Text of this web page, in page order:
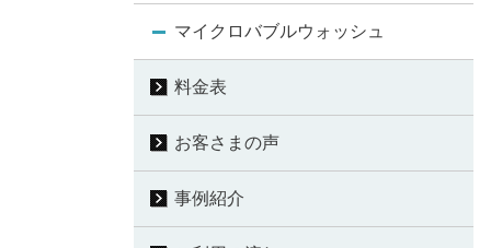
マイクロバブルウォッシュ
料金表
お客さまの声
事例紹介